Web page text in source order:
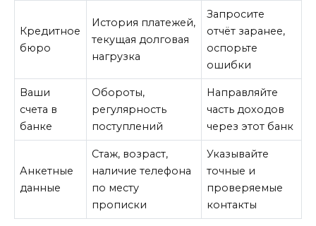
Кредитное
бюро
История платежей,
текущая долговая
нагрузка
Запросите
отчёт заранее,
оспорьте
ошибки
Ваши
счета в
банке
Обороты,
регулярность
поступлений
Направляйте
часть доходов
через этот банк
Анкетные
данные
Стаж, возраст,
наличие телефона
по месту
прописки
Указывайте
точные и
проверяемые
контакты